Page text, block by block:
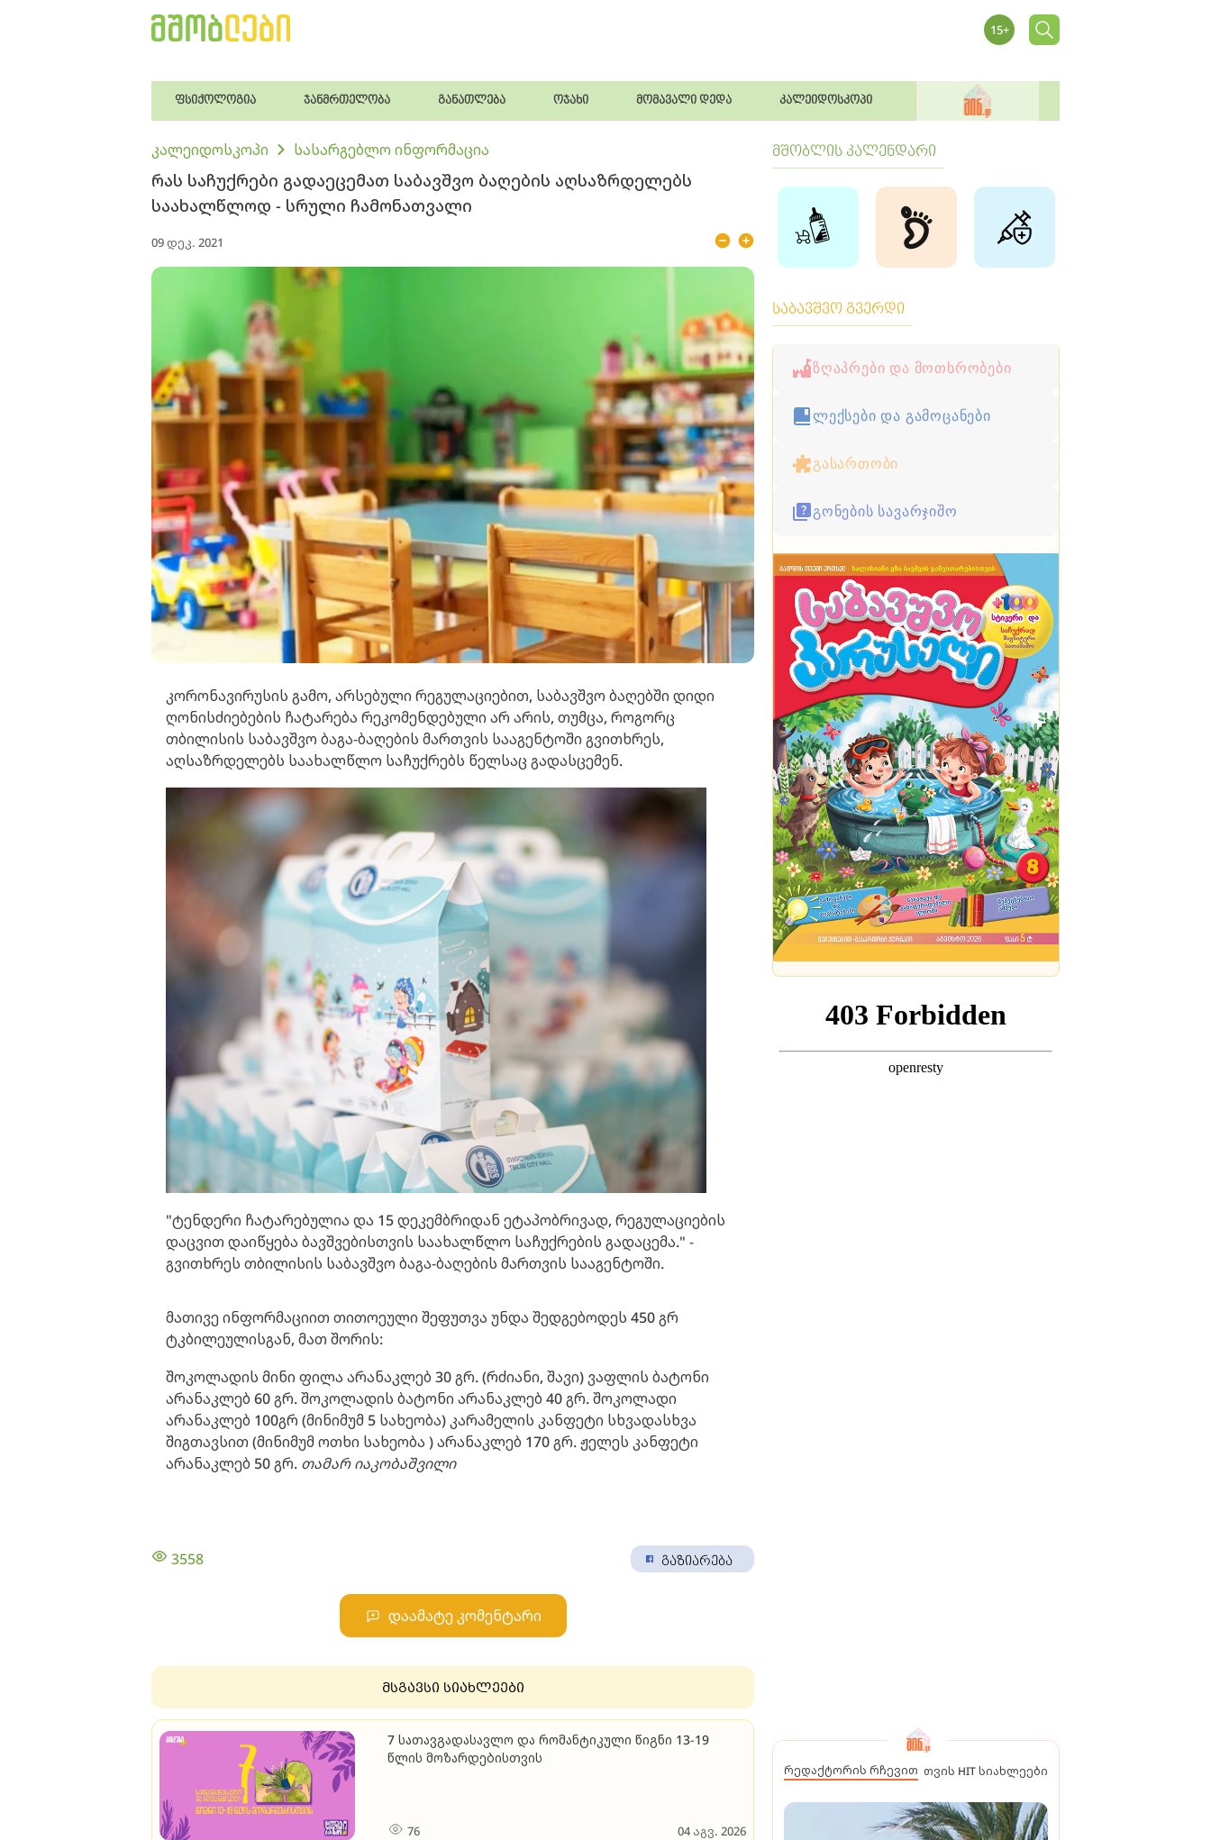
ფსიქოლოგია ჯანმრთელობა განათლება ოჯახი მომავალი დედა კალეიდოსკოპი
კალეიდოსკოპი სასარგებლო ინფორმაცია
რას საჩუქრები გადაეცემათ საბავშვო ბაღების აღსაზრდელებს
საახალწლოდ - სრული ჩამონათვალი
09 დეკ. 2021
კორონავირუსის გამო, არსებული რეგულაციებით, საბავშვო ბაღებში დიდი
ღონისძიებების ჩატარება რეკომენდებული არ არის, თუმცა, როგორც
თბილისის საბავშვო ბაგა-ბაღების მართვის სააგენტოში გვითხრეს,
აღსაზრდელებს საახალწლო საჩუქრებს წელსაც გადასცემენ.
"ტენდერი ჩატარებულია და 15 დეკემბრიდან ეტაპობრივად, რეგულაციების
დაცვით დაიწყება ბავშვებისთვის საახალწლო საჩუქრების გადაცემა." -
გვითხრეს თბილისის საბავშვო ბაგა-ბაღების მართვის სააგენტოში.
მათივე ინფორმაციით თითოეული შეფუთვა უნდა შედგებოდეს 450 გრ
ტკბილეულისგან, მათ შორის:
შოკოლადის მინი ფილა არანაკლებ 30 გრ. (რძიანი, შავი) ვაფლის ბატონი
არანაკლებ 60 გრ. შოკოლადის ბატონი არანაკლებ 40 გრ. შოკოლადი
არანაკლებ 100გრ (მინიმუმ 5 სახეობა) კარამელის კანფეტი სხვადასხვა
შიგთავსით (მინიმუმ ოთხი სახეობა ) არანაკლებ 170 გრ. ჟელეს კანფეტი
არანაკლებ 50 გრ. თამარ იაკობაშვილი
3558 გაზიარება
დაამატე კომენტარი
მსგავსი სიახლეები
7 სათავგადასავლო და რომანტიკული წიგნი 13-19
წლის მოზარდებისთვის
76 04 აგვ. 2026
მშობლის კალენდარი
საბავშვო გვერდი
ზღაპრები და მოთხრობები
ლექსები და გამოცანები
გასართობი
გონების სავარჯიშო
რედაქტორის რჩევით თვის HIT სიახლეები